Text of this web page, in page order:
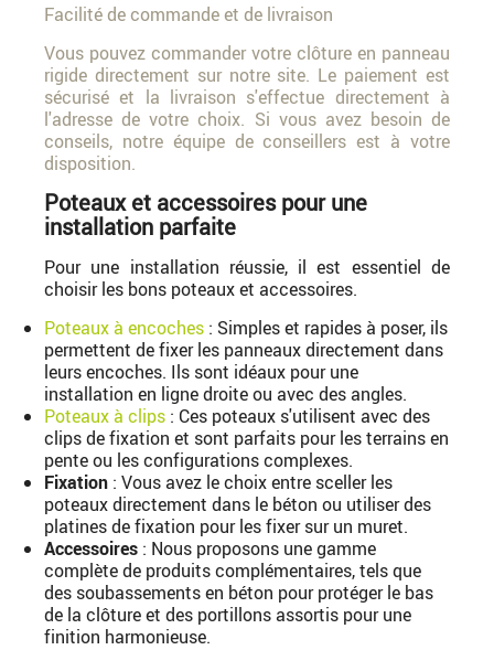
Facilité de commande et de livraison
Vous pouvez commander votre clôture en panneau
rigide directement sur notre site. Le paiement est
sécurisé et la livraison s'effectue directement à
l'adresse de votre choix. Si vous avez besoin de
conseils, notre équipe de conseillers est à votre
disposition.
Poteaux et accessoires pour une
installation parfaite
Pour une installation réussie, il est essentiel de
choisir les bons poteaux et accessoires.
Poteaux à encoches : Simples et rapides à poser, ils
permettent de fixer les panneaux directement dans
leurs encoches. Ils sont idéaux pour une
installation en ligne droite ou avec des angles.
Poteaux à clips : Ces poteaux s'utilisent avec des
clips de fixation et sont parfaits pour les terrains en
pente ou les configurations complexes.
Fixation : Vous avez le choix entre sceller les
poteaux directement dans le béton ou utiliser des
platines de fixation pour les fixer sur un muret.
Accessoires : Nous proposons une gamme
complète de produits complémentaires, tels que
des soubassements en béton pour protéger le bas
de la clôture et des portillons assortis pour une
finition harmonieuse.